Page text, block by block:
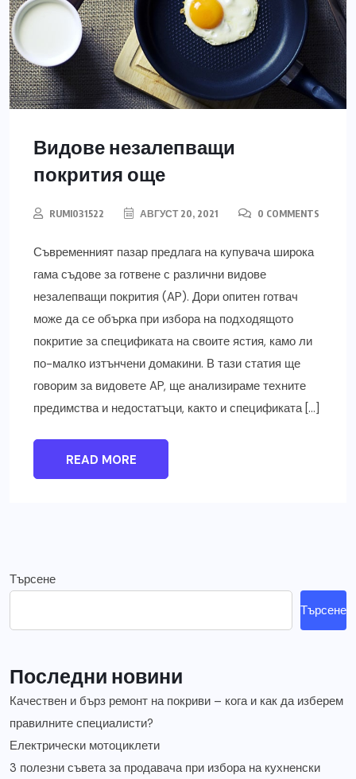
Видове незалепващи
покрития още
RUMI031522 АВГУСТ 20, 2021 0 COMMENTS
Съвременният пазар предлага на купувача широка
гама съдове за готвене с различни видове
незалепващи покрития (AP). Дори опитен готвач
може да се обърка при избора на подходящото
покритие за спецификата на своите ястия, камо ли
по-малко изтънчени домакини. В тази статия ще
говорим за видовете AP, ще анализираме техните
предимства и недостатъци, както и спецификата […]
READ MORE
Търсене
Търсене
Последни новини
Качествен и бърз ремонт на покриви – кога и как да изберем
правилните специалисти?
Електрически мотоциклети
3 полезни съвета за продавача при избора на кухненски